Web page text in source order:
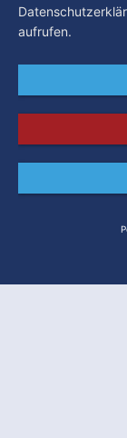
aufrufen.